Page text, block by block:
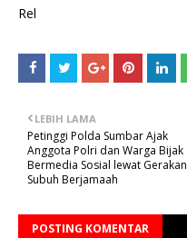
Rel
LEBIH LAMA
Petinggi Polda Sumbar Ajak
Anggota Polri dan Warga Bijak
Bermedia Sosial lewat Gerakan
Subuh Berjamaah
POSTING KOMENTAR